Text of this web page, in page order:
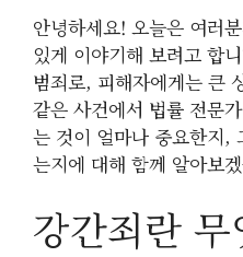
안녕하세요! 오늘은 여러
있게 이야기해 보려고 합
범죄로, 피해자에게는 큰
같은 사건에서 법률 전문
는 것이 얼마나 중요한지,
는지에 대해 함께 알아보
강간죄란 무